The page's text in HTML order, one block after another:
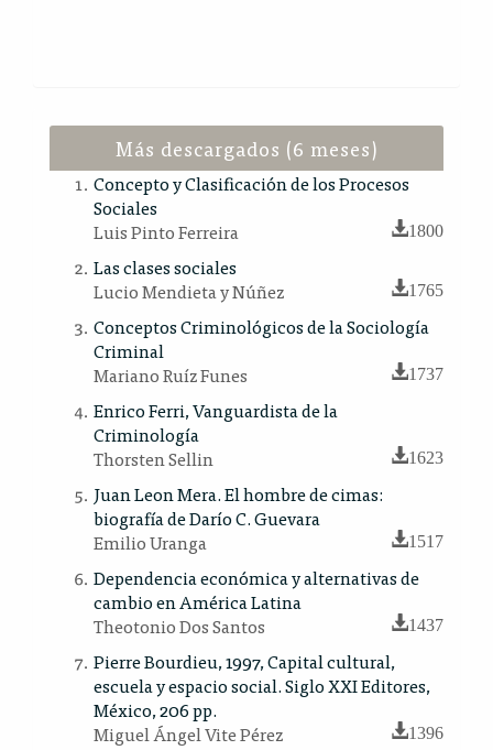
Más descargados (6 meses)
Concepto y Clasificación de los Procesos
Sociales
Luis Pinto Ferreira
1800
Las clases sociales
Lucio Mendieta y Núñez
1765
Conceptos Criminológicos de la Sociología
Criminal
Mariano Ruíz Funes
1737
Enrico Ferri, Vanguardista de la
Criminología
Thorsten Sellin
1623
Juan Leon Mera. El hombre de cimas:
biografía de Darío C. Guevara
Emilio Uranga
1517
Dependencia económica y alternativas de
cambio en América Latina
Theotonio Dos Santos
1437
Pierre Bourdieu, 1997, Capital cultural,
escuela y espacio social. Siglo XXI Editores,
México, 206 pp.
Miguel Ángel Vite Pérez
1396